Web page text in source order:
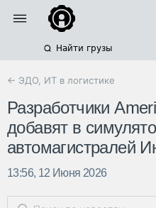
Найти грузы
← ЭДО, ИТ в логистике
Разработчики
добавят в
автомагистралей
13:56, 12 Июня 2026